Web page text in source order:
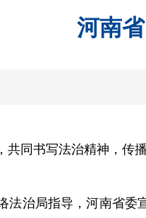
河南
书写法治精神，传播
治局指导，河南省委